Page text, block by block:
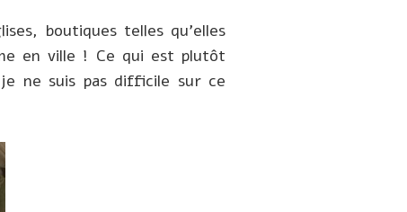
boutiques telles qu’elles
en ville ! Ce qui est plutôt
je ne suis pas difficile sur ce